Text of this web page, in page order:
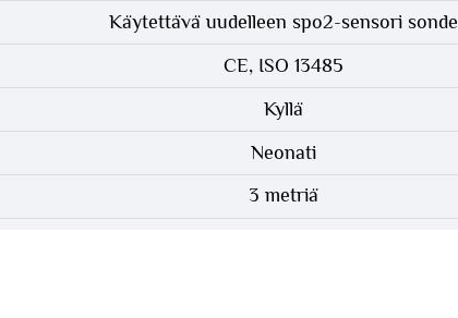
Käytettävä uudelleen spo2-sensori sonde
CE, ISO 13485
Kyllä
Neonati
3 metriä